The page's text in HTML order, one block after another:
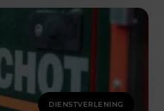
DIENSTVERLENING